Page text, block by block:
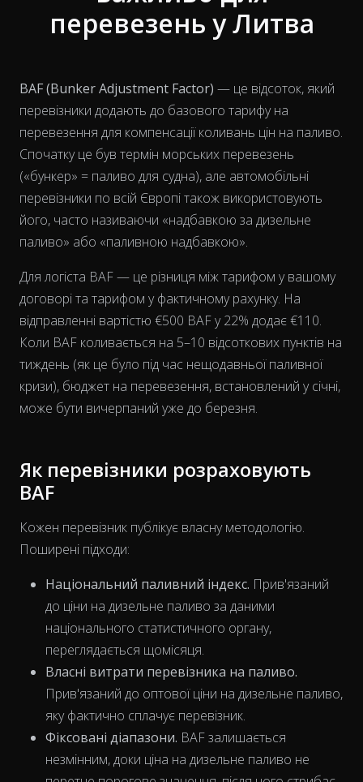
View as data table, Chart
The chart has 1 X axis displaying Time. Data ranges from
перевезень у Литва
BAF (Bunker Adjustment Factor) — це відсоток, який
перевізники додають до базового тарифу на
перевезення для компенсації коливань цін на паливо.
Спочатку це був термін морських перевезень
(«бункер» = паливо для судна), але автомобільні
перевізники по всій Європі також використовують
його, часто називаючи «надбавкою за дизельне
паливо» або «паливною надбавкою».
Для логіста BAF — це різниця між тарифом у вашому
договорі та тарифом у фактичному рахунку. На
відправленні вартістю €500 BAF у 22% додає €110.
Коли BAF коливається на 5–10 відсоткових пунктів на
тиждень (як це було під час нещодавньої паливної
кризи), бюджет на перевезення, встановлений у січні,
може бути вичерпаний уже до березня.
Як перевізники розраховують
BAF
Кожен перевізник публікує власну методологію.
Поширені підходи:
Національний паливний індекс. Прив'язаний
до ціни на дизельне паливо за даними
національного статистичного органу,
переглядається щомісяця.
Власні витрати перевізника на паливо.
Прив'язаний до оптової ціни на дизельне паливо,
яку фактично сплачує перевізник.
Фіксовані діапазони. BAF залишається
незмінним, доки ціна на дизельне паливо не